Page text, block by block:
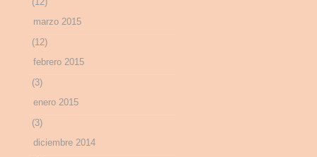
marzo 2015
(12)
febrero 2015
(3)
enero 2015
(3)
diciembre 2014